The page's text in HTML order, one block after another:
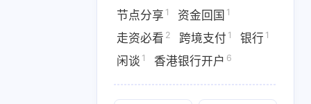
七月 2025
2篇
节点分享 1 资金回国 1
走资必看 2 跨境支付 1 银行 1
闲谈 1 香港银行开户 6